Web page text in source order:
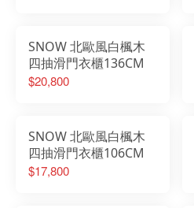
SNOW 北歐風白楓木
四抽滑門衣櫃136CM
$20,800
SNOW 北歐風白楓木
四抽滑門衣櫃106CM
$17,800